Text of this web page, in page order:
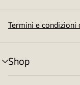
Termini e condizioni
Shop
Attivazione
menu